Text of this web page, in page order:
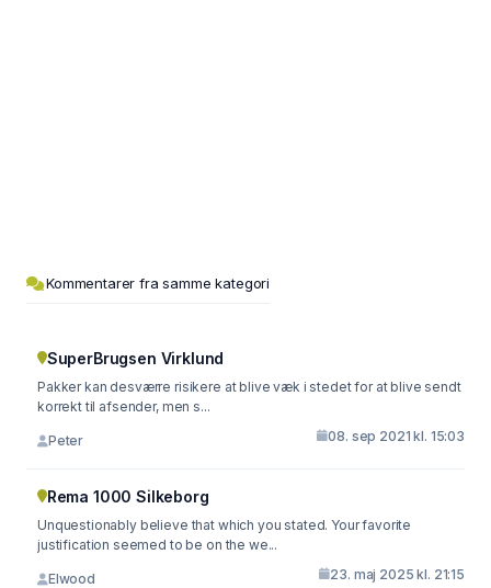
Kommentarer fra samme kategori
SuperBrugsen Virklund
Pakker kan desværre risikere at blive væk i stedet for at blive sendt
korrekt til afsender, men s...
Peter 08. sep 2021 kl. 15:03
Rema 1000 Silkeborg
Unquestionably believe that which you stated. Your favorite
justification seemed to be on the we...
Elwood 23. maj 2025 kl. 21:15